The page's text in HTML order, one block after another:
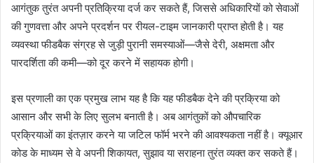
आगंतुक तुरंत अपनी प्रतिक्रिया दर्ज कर सकते हैं, जिससे अधिकारियों को सेवाओं
की गुणवत्ता और अपने प्रदर्शन पर रीयल-टाइम जानकारी प्राप्त होती है। यह
व्यवस्था फीडबैक संग्रह से जुड़ी पुरानी समस्याओं—जैसे देरी, अक्षमता और
पारदर्शिता की कमी—को दूर करने में सहायक होगी।
इस प्रणाली का एक प्रमुख लाभ यह है कि यह फीडबैक देने की प्रक्रिया को
आसान और सभी के लिए सुलभ बनाती है। अब आगंतुकों को औपचारिक
प्रक्रियाओं का इंतज़ार करने या जटिल फॉर्म भरने की आवश्यकता नहीं है। क्यूआर
कोड के माध्यम से वे अपनी शिकायत, सुझाव या सराहना तुरंत व्यक्त कर सकते हैं।